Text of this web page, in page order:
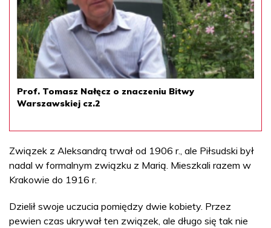
Prof. Tomasz Nałęcz o znaczeniu Bitwy
Warszawskiej cz.2
Związek z Aleksandrą trwał od 1906 r., ale Piłsudski był
nadal w formalnym związku z Marią. Mieszkali razem w
Krakowie do 1916 r.
Dzielił swoje uczucia pomiędzy dwie kobiety. Przez
pewien czas ukrywał ten związek, ale długo się tak nie